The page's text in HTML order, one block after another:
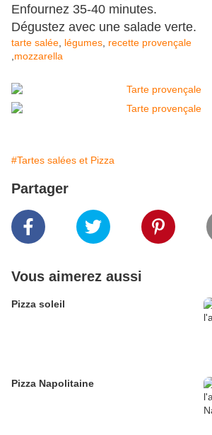
Enfournez 35-40 minutes.
Dégustez avec une salade verte.
tarte salée légumes recette provençale
mozzarella
#Tartes salées et Pizza
Partager
Vous aimerez aussi
Pizza soleil
Pizza Napolitaine